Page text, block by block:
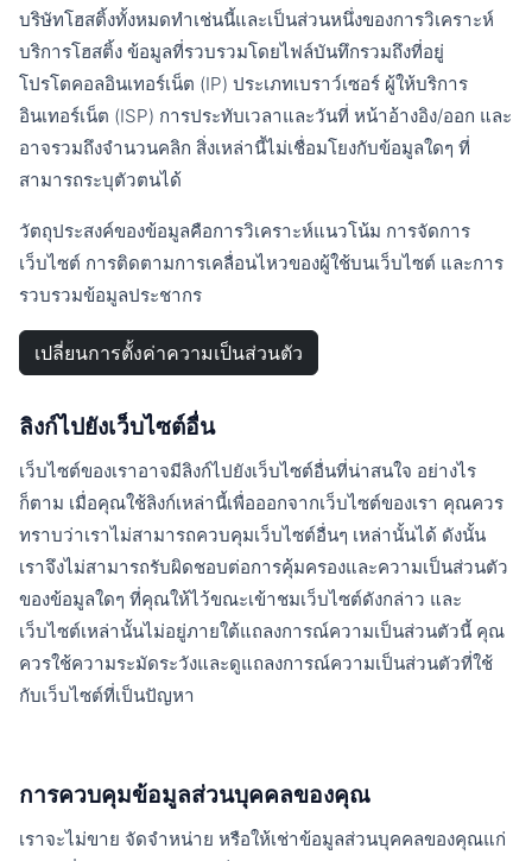
บริษัทโฮสติ้งทั้งหมดทำเช่นนี้และเป็นส่วนหนึ่งของการวิเคราะห์
บริการโฮสติ้ง ข้อมูลที่รวบรวมโดยไฟล์บันทึกรวมถึงที่อยู่
โปรโตคอลอินเทอร์เน็ต (IP) ประเภทเบราว์เซอร์ ผู้ให้บริการ
อินเทอร์เน็ต (ISP) การประทับเวลาและวันที่ หน้าอ้างอิง/ออก และ
อาจรวมถึงจำนวนคลิก สิ่งเหล่านี้ไม่เชื่อมโยงกับข้อมูลใดๆ ที่
สามารถระบุตัวตนได้
วัตถุประสงค์ของข้อมูลคือการวิเคราะห์แนวโน้ม การจัดการ
เว็บไซต์ การติดตามการเคลื่อนไหวของผู้ใช้บนเว็บไซต์ และการ
รวบรวมข้อมูลประชากร
เปลี่ยนการตั้งค่าความเป็นส่วนตัว
ลิงก์ไปยังเว็บไซต์อื่น
เว็บไซต์ของเราอาจมีลิงก์ไปยังเว็บไซต์อื่นที่น่าสนใจ อย่างไร
ก็ตาม เมื่อคุณใช้ลิงก์เหล่านี้เพื่อออกจากเว็บไซต์ของเรา คุณควร
ทราบว่าเราไม่สามารถควบคุมเว็บไซต์อื่นๆ เหล่านั้นได้ ดังนั้น
เราจึงไม่สามารถรับผิดชอบต่อการคุ้มครองและความเป็นส่วนตัว
ของข้อมูลใดๆ ที่คุณให้ไว้ขณะเข้าชมเว็บไซต์ดังกล่าว และ
เว็บไซต์เหล่านั้นไม่อยู่ภายใต้แถลงการณ์ความเป็นส่วนตัวนี้ คุณ
ควรใช้ความระมัดระวังและดูแถลงการณ์ความเป็นส่วนตัวที่ใช้
กับเว็บไซต์ที่เป็นปัญหา
การควบคุมข้อมูลส่วนบุคคลของคุณ
เราจะไม่ขาย จัดจำหน่าย หรือให้เช่าข้อมูลส่วนบุคคลของคุณแก่